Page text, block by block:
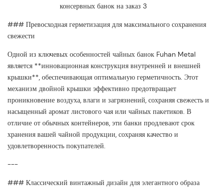
### Превосходная герметизация для максимального сохранения
свежести
Одной из ключевых особенностей чайных банок Fuhan Metal
является **инновационная конструкция внутренней и внешней
крышки**, обеспечивающая оптимальную герметичность. Этот
механизм двойной крышки эффективно предотвращает
проникновение воздуха, влаги и загрязнений, сохраняя свежесть и
насыщенный аромат листового чая или чайных пакетиков. В
отличие от обычных контейнеров, эти банки продлевают срок
хранения вашей чайной продукции, сохраняя качество и
удовлетворенность покупателей.
---
### Классический винтажный дизайн для элегантного образа